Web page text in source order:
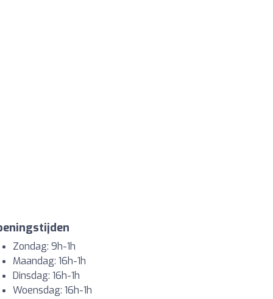
Zondag: 9h-1h
Maandag: 16h-1h
Dinsdag: 16h-1h
Woensdag: 16h-1h